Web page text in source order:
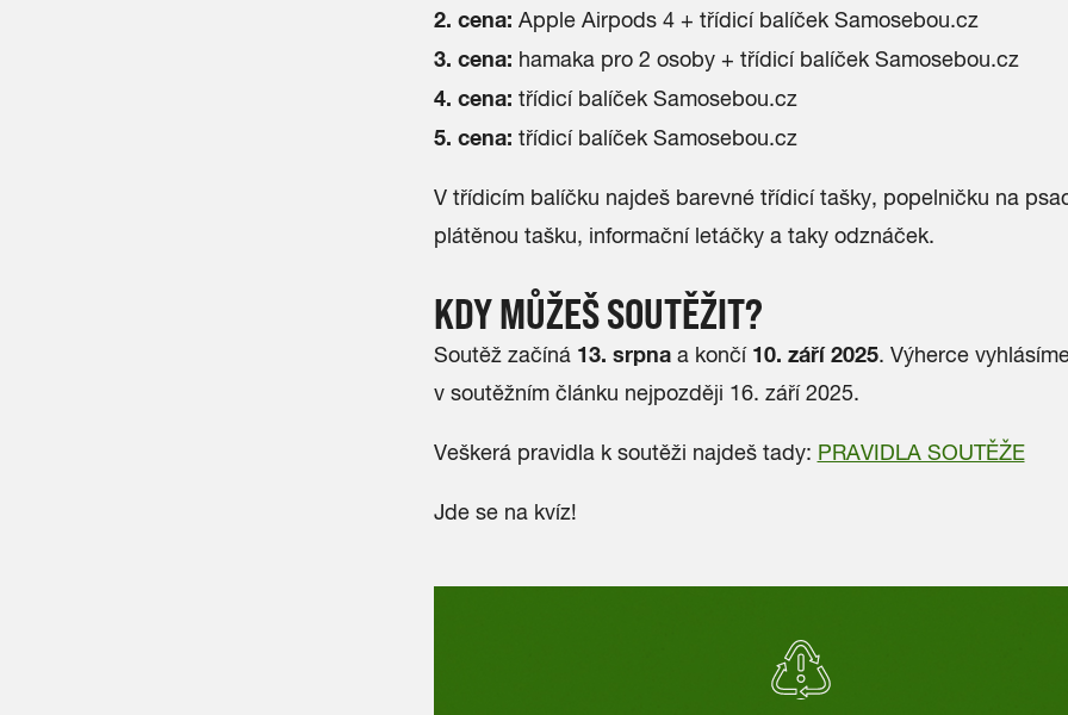
2. cena: Apple Airpods 4 + třídicí balíček Samosebou.cz
3. cena: hamaka pro 2 osoby + třídicí balíček Samosebou.cz
4. cena: třídicí balíček Samosebou.cz
5. cena: třídicí balíček Samosebou.cz
V třídicím balíčku najdeš barevné třídicí tašky, popelničku na
plátěnou tašku, informační letáčky a taky odznáček.
KDY MŮŽEŠ SOUTĚŽIT?
Soutěž začíná 13. srpnaa končí 10. září 2025. Výherce
v soutěžním článku nejpozději 16. září 2025.
Veškerá pravidla k soutěži najdeš tady: PRAVIDLA SOUTĚŽE
Jde se na kvíz!